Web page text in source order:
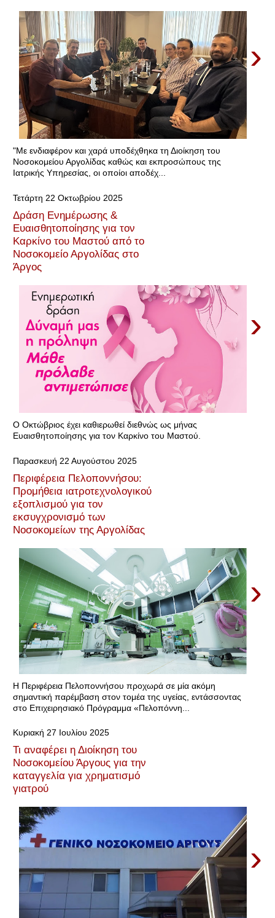
›
"Με ενδιαφέρον και χαρά υποδέχθηκα τη Διοίκηση του
Νοσοκομείου Αργολίδας καθώς και εκπροσώπους της
Ιατρικής Υπηρεσίας, οι οποίοι αποδέχ...
Τετάρτη 22 Οκτωβρίου 2025
Δράση Ενημέρωσης &
Ευαισθητοποίησης για τον
Καρκίνο του Μαστού από το
Νοσοκομείο Αργολίδας στο
Άργος
›
Ο Οκτώβριος έχει καθιερωθεί διεθνώς ως μήνας
Ευαισθητοποίησης για τον Καρκίνο του Μαστού.
Παρασκευή 22 Αυγούστου 2025
Περιφέρεια Πελοποννήσου:
Προμήθεια ιατροτεχνολογικού
εξοπλισμού για τον
εκσυγχρονισμό των
Νοσοκομείων της Αργολίδας
›
Η Περιφέρεια Πελοποννήσου προχωρά σε μία ακόμη
σημαντική παρέμβαση στον τομέα της υγείας, εντάσσοντας
στο Επιχειρησιακό Πρόγραμμα «Πελοπόννη...
Κυριακή 27 Ιουλίου 2025
Τι αναφέρει η Διοίκηση του
Νοσοκομείου Άργους για την
καταγγελία για χρηματισμό
γιατρού
›